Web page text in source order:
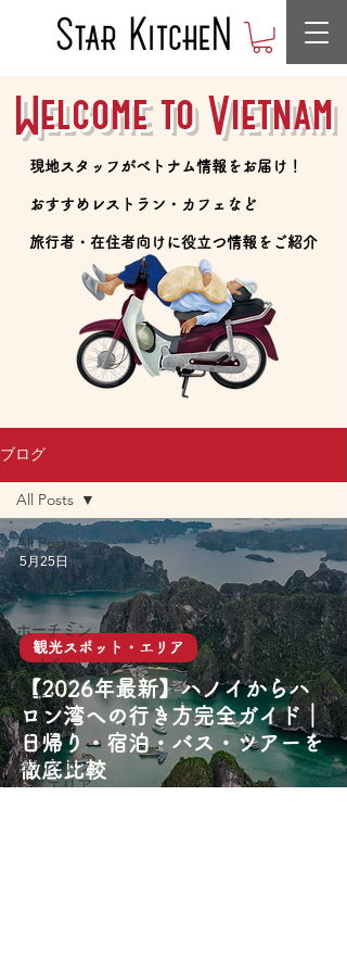
Welcome to Vietnam
​現地スタッフがベトナム情報をお届け！
​おすすめレストラン・カフェなど
​旅行者・在住者向けに役立つ情報をご紹介
ブログ
All Posts
スターキッ
チン
ホーチミン
ハノイ
ダナン
ホイアン
観光スポッ
ト・エリア
All Posts
【2026年最新】ハノイからハ
ロン湾への行き方完全ガイド｜
日帰り・宿泊・バス・ツアーを
徹底比較
観光スポット・エリア
5月25日